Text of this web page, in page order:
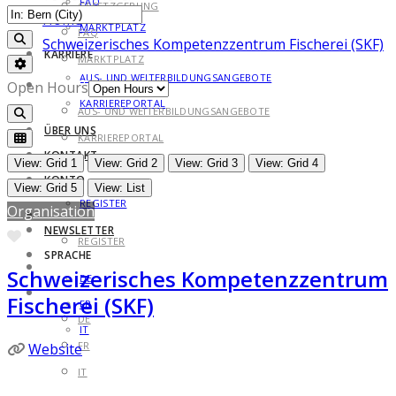
MARKTPLATZ
KARRIERE
AUS- UND WEITERBILDUNGSANGEBOTE
KARRIEREPORTAL
ÜBER UNS
KONTAKT
KONTO
REGISTER
NEWSLETTER
SPRACHE
DE
FR
IT
GESETZGEBUNG
FAQ
MARKTPLATZ
KARRIERE
AUS- UND WEITERBILDUNGSANGEBOTE
KARRIEREPORTAL
ÜBER UNS
KONTAKT
KONTO
REGISTER
SPRACHE
DE
FR
IT
Home
Schweizerisches Kompetenzzentrum Fischerei (SKF)
Search
Advanced Filters
Open Hours
View: Grid 1 View: Grid 2 View: Grid 3
View: Grid 4
View: Grid 5
View: List
Organisation
Favorite
Schweizerisches Kompetenzzentrum
Fischerei (SKF)
Website